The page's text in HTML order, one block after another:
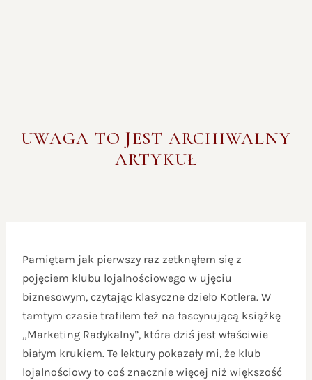
UWAGA TO JEST ARCHIWALNY
ARTYKUŁ
Pamiętam jak pierwszy raz zetknąłem się z
pojęciem klubu lojalnościowego w ujęciu
biznesowym, czytając klasyczne dzieło Kotlera. W
tamtym czasie trafiłem też na fascynującą książkę
„Marketing Radykalny”, która dziś jest właściwie
białym krukiem. Te lektury pokazały mi, że klub
lojalnościowy to coś znacznie więcej niż większość